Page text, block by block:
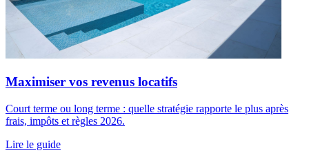
Maximiser vos revenus locatifs
Court terme ou long terme : quelle stratégie rapporte le plus après
frais, impôts et règles 2026.
Lire le guide